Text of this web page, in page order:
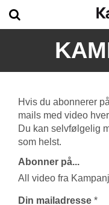
Hvis du abonnerer
mails med video
Du kan selvfølgelig
som helst.
Abonner på...
All video fra
Din mailadresse *